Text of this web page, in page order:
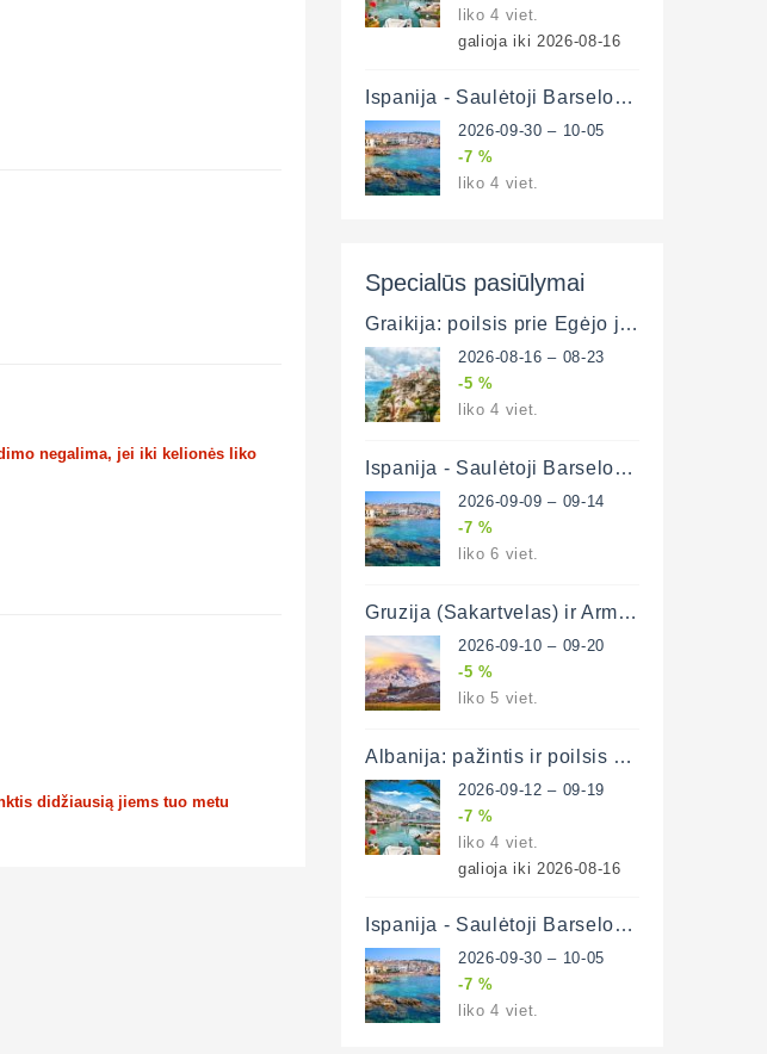
negalima, jei iki kelionės liko
didžiausią jiems tuo metu
liko 4 viet.
galioja iki 2026-08-16
Ispanija - Saulėtoji Barselona ir poilsis prie Viduržemio jūros 6 d. (lėktuvu)
2026-09-30 – 10-05
-7 %
liko 4 viet.
Specialūs pasiūlymai
Graikija: poilsis prie Egėjo jūros ir plati pažintinė programa (lėktuvu)
2026-08-16 – 08-23
-5 %
liko 4 viet.
Ispanija - Saulėtoji Barselona ir poilsis prie Viduržemio jūros 6 d. (lėktuvu)
2026-09-09 – 09-14
-7 %
liko 6 viet.
Gruzija (Sakartvelas) ir Armėnija su poilsiu Batumyje 11 d. (lėktuvu)
2026-09-10 – 09-20
-5 %
liko 5 viet.
Albanija: pažintis ir poilsis prie Adrijos ir Jonijos jūrų 8 d. (lėktuvu)
2026-09-12 – 09-19
-7 %
liko 4 viet.
galioja iki 2026-08-16
Ispanija - Saulėtoji Barselona ir poilsis prie Viduržemio jūros 6 d. (lėktuvu)
2026-09-30 – 10-05
-7 %
liko 4 viet.